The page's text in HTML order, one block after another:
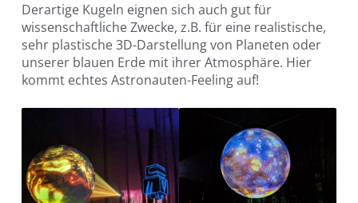
Derartige Kugeln eignen sich auch gut für
wissenschaftliche Zwecke, z.B. für eine realistische,
sehr plastische 3D-Darstellung von Planeten oder
unserer blauen Erde mit ihrer Atmosphäre. Hier
kommt echtes Astronauten-Feeling auf!